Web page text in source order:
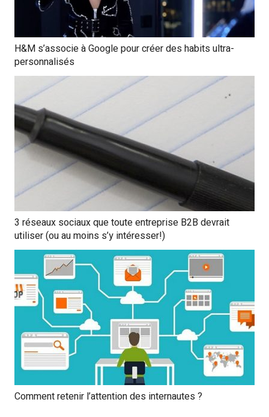
H&M s’associe à Google pour créer des habits ultra-
personnalisés
3 réseaux sociaux que toute entreprise B2B devrait
utiliser (ou au moins s’y intéresser!)
Comment retenir l’attention des internautes ?